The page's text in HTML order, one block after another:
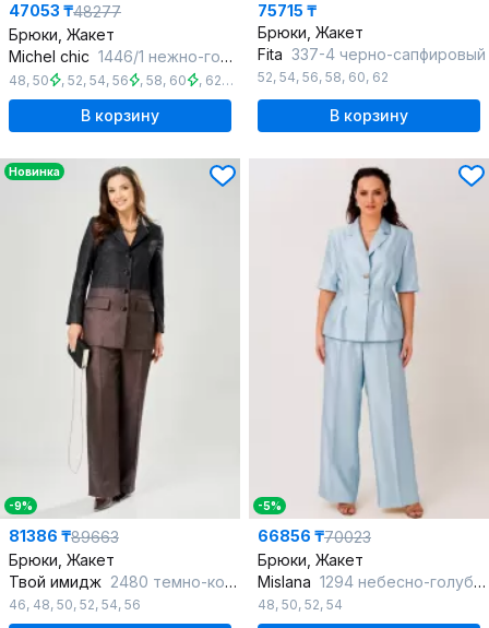
47053 ₸48277
Брюки, Жакет
Michel chic 1446/1 нежно-голубой
48, 50 , 52, 54, 56 , 58, 60 , 62
В корзину
75715 ₸
Брюки, Жакет
Fita 337-4 черно-сапфировый
52, 54, 56, 58, 60, 62
В корзину
Новинка
-9%
81386 ₸89663
Брюки, Жакет
Твой имидж 2480 темно-коричневый
46, 48, 50, 52, 54, 56
-5%
66856 ₸70023
Брюки, Жакет
Mislana 1294 небесно-голубой
48, 50, 52, 54